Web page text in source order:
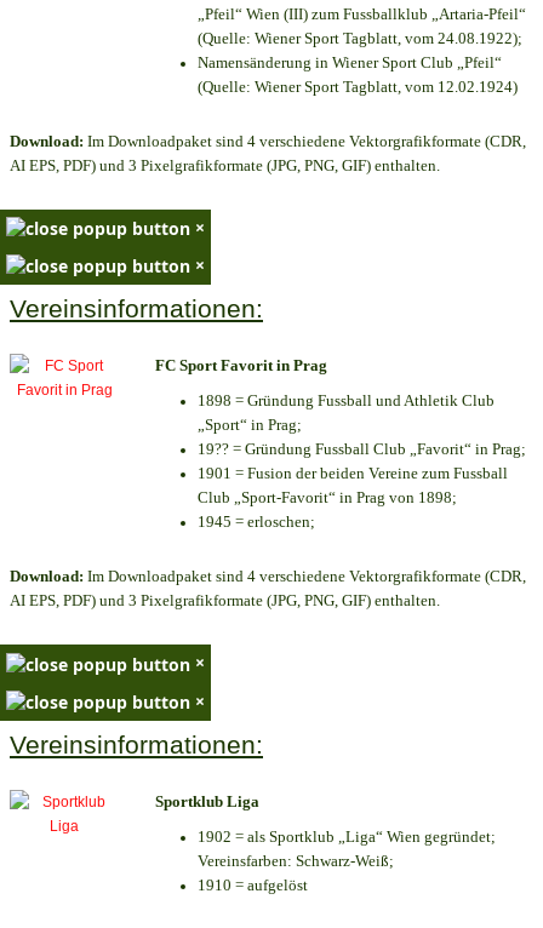
„Pfeil“ Wien (III) zum Fussballklub „Artaria-Pfeil“
(Quelle: Wiener Sport Tagblatt, vom 24.08.1922);
Namensänderung in Wiener Sport Club „Pfeil“
(Quelle: Wiener Sport Tagblatt, vom 12.02.1924)
Download: Im Downloadpaket sind 4 verschiedene Vektorgrafikformate (CDR,
AI EPS, PDF) und 3 Pixelgrafikformate (JPG, PNG, GIF) enthalten.
×
×
Vereinsinformationen:
FC Sport Favorit in Prag
1898 = Gründung Fussball und Athletik Club
„Sport“ in Prag;
19?? = Gründung Fussball Club „Favorit“ in Prag;
1901 = Fusion der beiden Vereine zum Fussball
Club „Sport-Favorit“ in Prag von 1898;
1945 = erloschen;
Download: Im Downloadpaket sind 4 verschiedene Vektorgrafikformate (CDR,
AI EPS, PDF) und 3 Pixelgrafikformate (JPG, PNG, GIF) enthalten.
×
×
Vereinsinformationen:
Sportklub Liga
1902 = als Sportklub „Liga“ Wien gegründet;
Vereinsfarben: Schwarz-Weiß;
1910 = aufgelöst